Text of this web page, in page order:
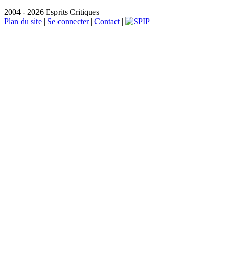
2004 - 2026 Esprits Critiques
Plan du site | Se connecter| Contact |